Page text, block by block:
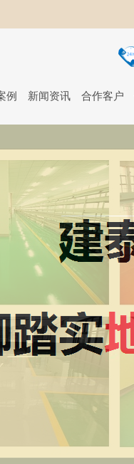
例 新闻资讯 合作客户